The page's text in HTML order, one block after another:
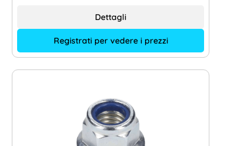
Registrati per vedere i prezzi
Dettagli